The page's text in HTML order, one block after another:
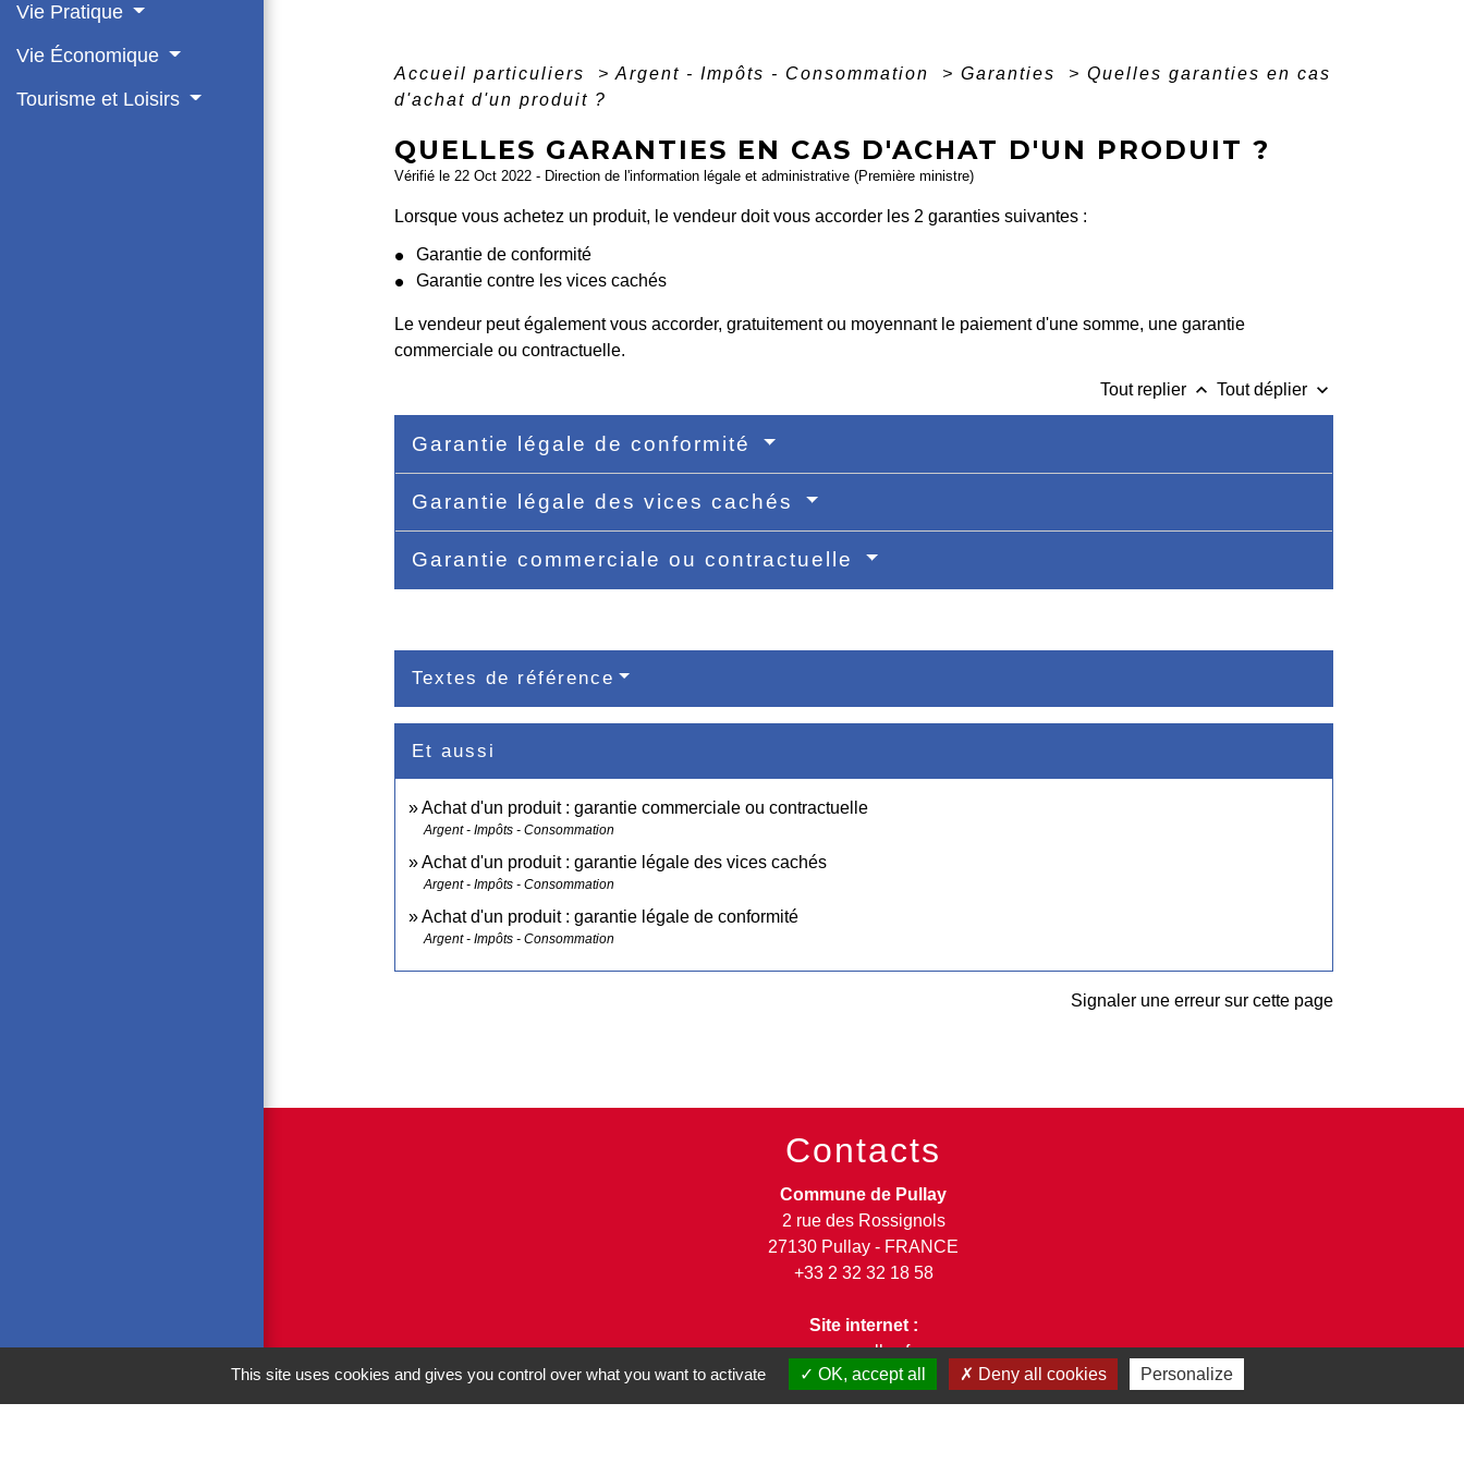
Vie Pratique
Vie Économique
Tourisme et Loisirs
Accueil particuliers > Argent - Impôts - Consommation > Garanties > Quelles garanties en cas
d'achat d'un produit ?
QUELLES GARANTIES EN CAS D'ACHAT D'UN PRODUIT ?
Vérifié le 22 Oct 2022 - Direction de l'information légale et administrative (Première ministre)
Lorsque vous achetez un produit, le vendeur doit vous accorder les 2 garanties suivantes :
Garantie de conformité
Garantie contre les vices cachés
Le vendeur peut également vous accorder, gratuitement ou moyennant le paiement d'une somme, une garantie
commerciale ou contractuelle.
Tout replier keyboard_arrow_up Tout déplier keyboard_arrow_down
Garantie légale de conformité
Garantie légale des vices cachés
Garantie commerciale ou contractuelle
Textes de référence
Et aussi
Achat d'un produit : garantie commerciale ou contractuelle
Argent - Impôts - Consommation
Achat d'un produit : garantie légale des vices cachés
Argent - Impôts - Consommation
Achat d'un produit : garantie légale de conformité
Argent - Impôts - Consommation
Signaler une erreur sur cette page
Contacts
Commune de Pullay
2 rue des Rossignols
27130 Pullay - FRANCE
+33 2 32 32 18 58
Site internet :
www.pullay.fr
This site uses cookies and gives you control over what you want to activate
OK, accept all Deny all cookies Personalize